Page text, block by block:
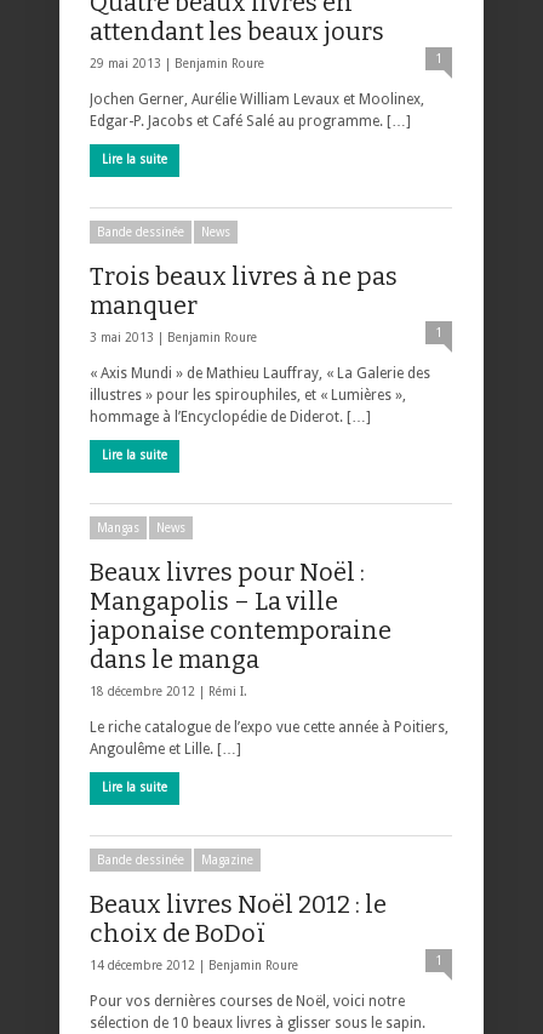
attendant les beaux jours
29 mai 2013 | Benjamin Roure 1
Jochen Gerner, Aurélie William Levaux et Moolinex,
Edgar-P. Jacobs et Café Salé au programme. […]
Lire la suite
Bande dessinée News
Trois beaux livres à ne pas
manquer
3 mai 2013 | Benjamin Roure 1
« Axis Mundi » de Mathieu Lauffray, « La Galerie des
illustres » pour les spirouphiles, et « Lumières »,
hommage à l’Encyclopédie de Diderot. […]
Lire la suite
Mangas News
Beaux livres pour Noël :
Mangapolis – La ville
japonaise contemporaine
dans le manga
18 décembre 2012 | Rémi I.
Le riche catalogue de l’expo vue cette année à Poitiers,
Angoulême et Lille. […]
Lire la suite
Bande dessinée Magazine
Beaux livres Noël 2012 : le
choix de BoDoï
14 décembre 2012 | Benjamin Roure 1
Pour vos dernières courses de Noël, voici notre
sélection de 10 beaux livres à glisser sous le sapin.